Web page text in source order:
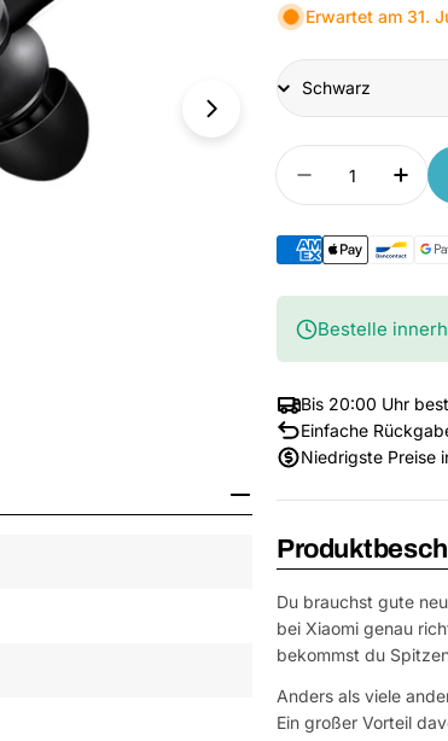
Medium 1 im Fenster
Erwartet am 31.
Title
Anzahl
Menge
Bestelle
Bis 20:00 Uhr
Einfache
Niedrigste Preise
Du brauchst gute
bei Xiaomi genau
bekommst du
Anders als viele
Ein großer Vorteil